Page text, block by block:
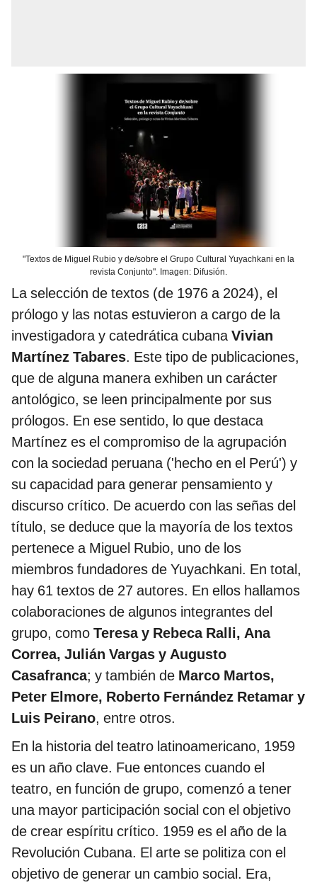
"Textos de Miguel Rubio y de/sobre el Grupo Cultural Yuyachkani en la
revista Conjunto". Imagen: Difusión.
La selección de textos (de 1976 a 2024), el
prólogo y las notas estuvieron a cargo de la
investigadora y catedrática cubana Vivian
Martínez Tabares. Este tipo de publicaciones,
que de alguna manera exhiben un carácter
antológico, se leen principalmente por sus
prólogos. En ese sentido, lo que destaca
Martínez es el compromiso de la agrupación
con la sociedad peruana ('hecho en el Perú') y
su capacidad para generar pensamiento y
discurso crítico. De acuerdo con las señas del
título, se deduce que la mayoría de los textos
pertenece a Miguel Rubio, uno de los
miembros fundadores de Yuyachkani. En total,
hay 61 textos de 27 autores. En ellos hallamos
colaboraciones de algunos integrantes del
grupo, como Teresa y Rebeca Ralli, Ana
Correa, Julián Vargas y Augusto
Casafranca; y también de Marco Martos,
Peter Elmore, Roberto Fernández Retamar y
Luis Peirano, entre otros.
En la historia del teatro latinoamericano, 1959
es un año clave. Fue entonces cuando el
teatro, en función de grupo, comenzó a tener
una mayor participación social con el objetivo
de crear espíritu crítico. 1959 es el año de la
Revolución Cubana. El arte se politiza con el
objetivo de generar un cambio social. Era,